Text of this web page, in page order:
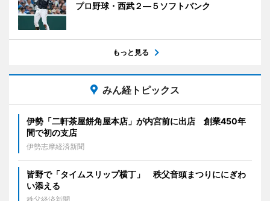
プロ野球・西武２―５ソフトバンク
もっと見る
みん経トピックス
伊勢「二軒茶屋餅角屋本店」が内宮前に出店 創業450年
間で初の支店
伊勢志摩経済新聞
皆野で「タイムスリップ横丁」 秩父音頭まつりににぎわ
い添える